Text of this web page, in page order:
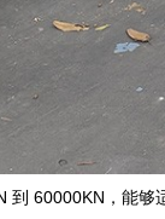
到 60000KN，能